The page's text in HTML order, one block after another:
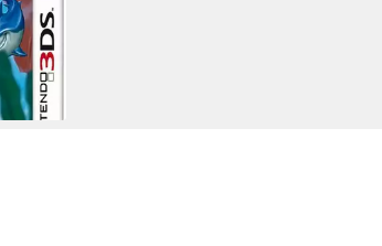
S.A.D. Software Vertriebs- und Produktions GmbH